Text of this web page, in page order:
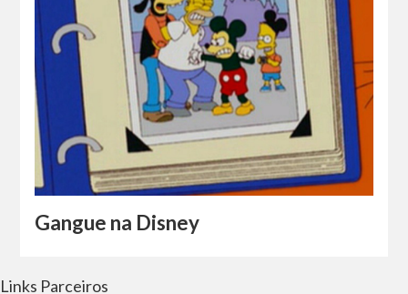
Gangue na Disney
Links Parceiros